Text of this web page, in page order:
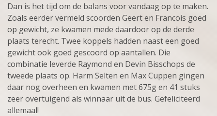
Dan is het tijd om de balans voor vandaag op te maken.
Zoals eerder vermeld scoorden Geert en Francois goed
op gewicht, ze kwamen mede daardoor op de derde
plaats terecht. Twee koppels hadden naast een goed
gewicht ook goed gescoord op aantallen. Die
combinatie leverde Raymond en Devin Bisschops de
tweede plaats op. Harm Selten en Max Cuppen gingen
daar nog overheen en kwamen met 675g en 41 stuks
zeer overtuigend als winnaar uit de bus. Gefeliciteerd
allemaal!